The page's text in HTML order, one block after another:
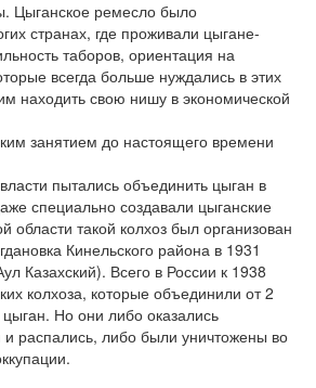
Цыганское ремесло было
странах, где проживали цыгане-
таборов, ориентация на
всегда больше нуждались в этих
находить свою нишу в экономической
занятием до настоящего времени
пытались объединить цыган в
специально создавали цыганские
области такой колхоз был организован
Кинельского района в 1931
Казахский). Всего в России к 1938
колхоза, которые объединили от 2
Но они либо оказались
распались, либо были уничтожены во